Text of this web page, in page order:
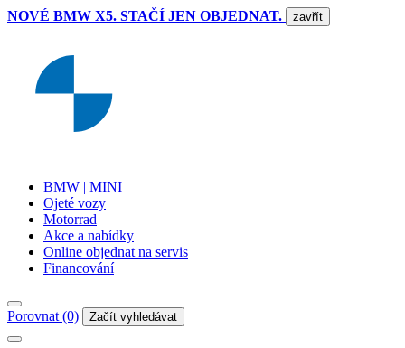
NOVÉ BMW X5. STAČÍ JEN OBJEDNAT. zavřít
BMW | MINI
Ojeté vozy
Motorrad
Akce a nabídky
Online objednat na servis
Financování
Porovnat (0) Začít vyhledávat